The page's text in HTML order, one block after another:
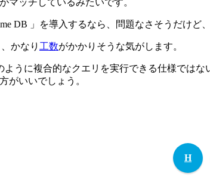
DB 」を導入するなら、問題なさそうだけど、
かなり 工数がかかりそうな気がします。
ように複合的なクエリを実行できる仕様では
がいいでしょう。
H